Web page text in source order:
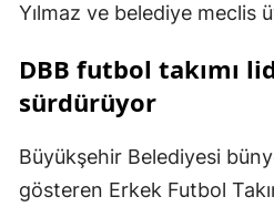
Yılmaz ve belediye meclis
DBB futbol takımı
sürdürüyor
Büyükşehir Belediyesi
gösteren Erkek Futbol